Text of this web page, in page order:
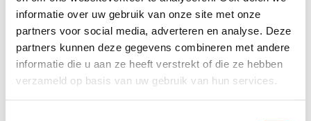
informatie over uw gebruik van onze site met onze
partners voor social media, adverteren en analyse. Deze
partners kunnen deze gegevens combineren met andere
informatie die u aan ze heeft verstrekt of die ze hebben
verzameld op basis van uw gebruik van hun services.
Optie op Agile Scrum Training